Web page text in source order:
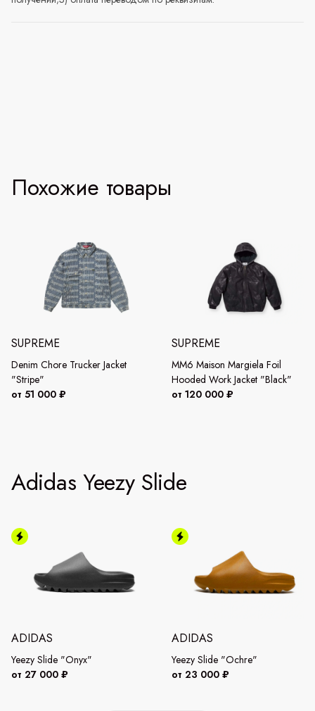
Похожие товары
SUPREME
Denim Chore Trucker Jacket
"Stripe"
от 51 000 ₽
SUPREME
MM6 Maison Margiela Foil
Hooded Work Jacket "Black"
от 120 000 ₽
Adidas Yeezy Slide
ADIDAS
Yeezy Slide "Onyx"
от 27 000 ₽
ADIDAS
Yeezy Slide "Ochre"
от 23 000 ₽